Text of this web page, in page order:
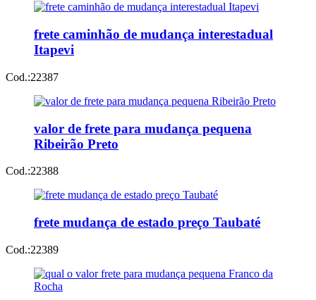
frete caminhão de mudança interestadual
Itapevi
Cod.:22387
valor de frete para mudança pequena
Ribeirão Preto
Cod.:22388
frete mudança de estado preço Taubaté
Cod.:22389